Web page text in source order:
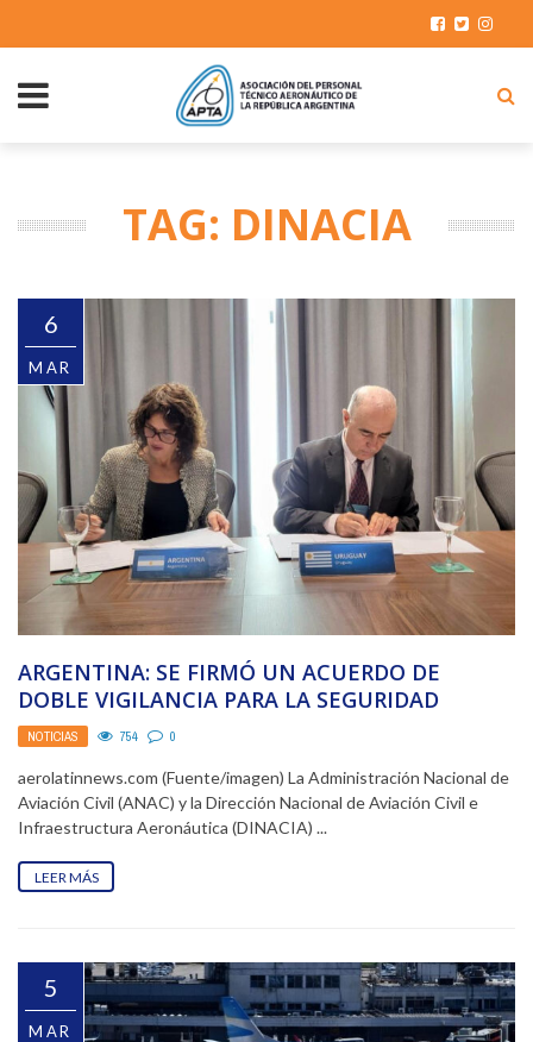
TAG: DINACIA
6
MAR
ARGENTINA: SE FIRMÓ UN ACUERDO DE
DOBLE VIGILANCIA PARA LA SEGURIDAD
OPERACIONAL AERONÁUTICA CON URUGUAY
NOTICIAS 754 0
aerolatinnews.com (Fuente/imagen) La Administración Nacional de
Aviación Civil (ANAC) y la Dirección Nacional de Aviación Civil e
Infraestructura Aeronáutica (DINACIA) ...
LEER MÁS
5
MAR